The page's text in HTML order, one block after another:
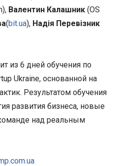
Валентин Калашник (OS
(bit.ua), Надія Перевізник
из 6 дней обучения по
Ukraine, основанной на
Результатом обучения
развития бизнеса, новые
над реальным